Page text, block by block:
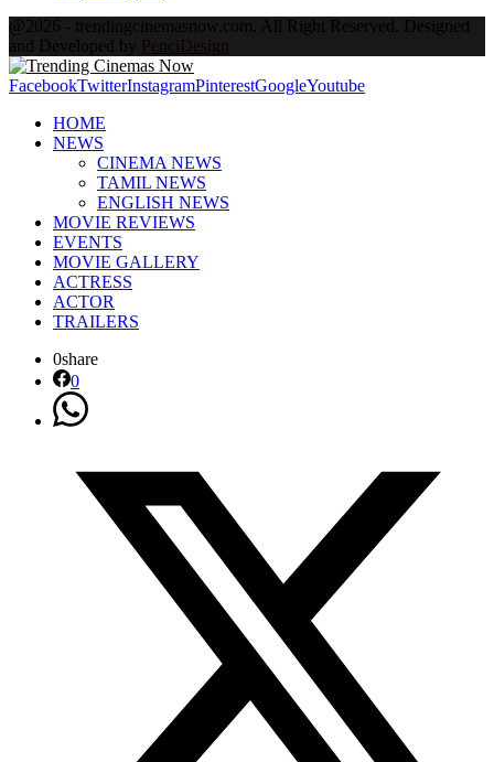
@2026 - trendingcinemasnow.com. All Right Reserved. Designed
and Developed by PenciDesign
FacebookTwitterInstagramPinterestGoogleYoutube
HOME
NEWS
CINEMA NEWS
TAMIL NEWS
ENGLISH NEWS
MOVIE REVIEWS
EVENTS
MOVIE GALLERY
ACTRESS
ACTOR
TRAILERS
0share
0